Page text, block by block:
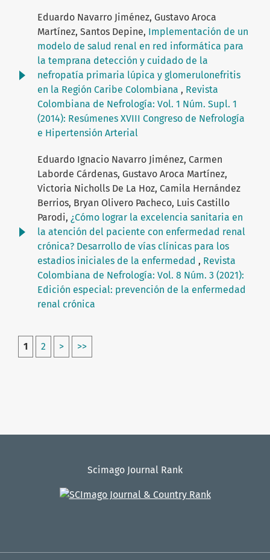
Eduardo Navarro Jiménez, Gustavo Aroca
Martínez, Santos Depine, Implementación de un
modelo de salud renal en red informática para
la temprana detección y cuidado de la
nefropatía primaria lúpica y glomerulonefritis
en la Región Caribe Colombiana , Revista
Colombiana de Nefrología: Vol. 1 Núm. Supl. 1
(2014): Resúmenes XVIII Congreso de Nefrología
e Hipertensión Arterial
Eduardo Ignacio Navarro Jiménez, Carmen
Laborde Cárdenas, Gustavo Aroca Martínez,
Victoria Nicholls De La Hoz, Camila Hernández
Berrios, Bryan Olivero Pacheco, Luis Castillo
Parodi, ¿Cómo lograr la excelencia sanitaria en
la atención del paciente con enfermedad renal
crónica? Desarrollo de vías clínicas para los
estadios iniciales de la enfermedad , Revista
Colombiana de Nefrología: Vol. 8 Núm. 3 (2021):
Edición especial: prevención de la enfermedad
renal crónica
1 2 > >>
Scimago Journal Rank